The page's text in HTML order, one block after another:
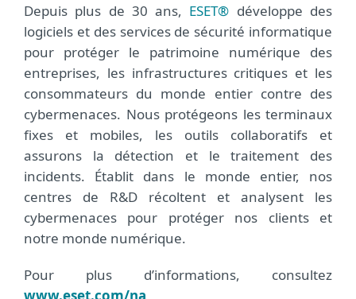
Depuis plus de 30 ans, ESET® développe des
logiciels et des services de sécurité informatique
pour protéger le patrimoine numérique des
entreprises, les infrastructures critiques et les
consommateurs du monde entier contre des
cybermenaces. Nous protégeons les terminaux
fixes et mobiles, les outils collaboratifs et
assurons la détection et le traitement des
incidents. Établit dans le monde entier, nos
centres de R&D récoltent et analysent les
cybermenaces pour protéger nos clients et
notre monde numérique.
Pour plus d’informations, consultez
www.eset.com/na